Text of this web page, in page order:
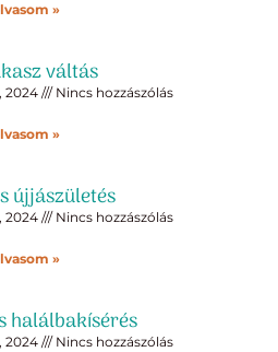
»
váltás
2024 Nincs hozzászólás
»
újjászületés
2024 Nincs hozzászólás
»
halálbakísérés
2024 Nincs hozzászólás